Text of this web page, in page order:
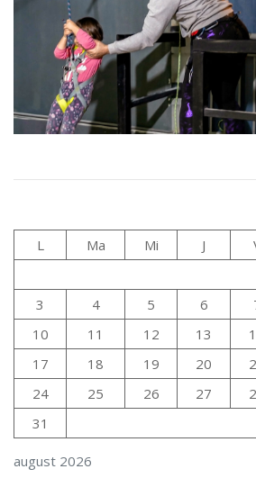
august 2026
L Ma Mi J
3
4 5 6
10
11 12 13
17
18 19 20
24
25 26 27
31